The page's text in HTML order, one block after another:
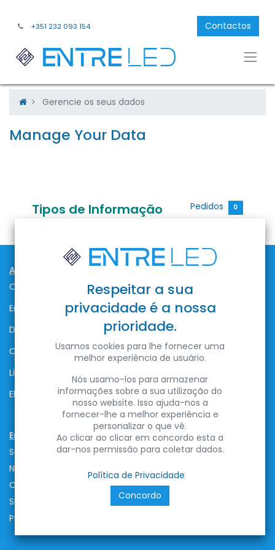
+351 232 093 154 Contactos
Gerencie os seus dados
Manage Your Data
Tipos de Informação Pedidos 0
Ajuda
Obter Ajuda
Envios e Entregas
Devoluções
Contactos
Livro de Reclamações
Elogios
Empresa
Sobre a ENTRE LED
Notícias
Carreiras
Sustentabilidade
Propósito
Respeitar a sua
privacidade é a nossa
prioridade.
Usamos cookies para lhe fornecer uma
melhor experiência de usuário.
Nós usamo-los para armazenar
informações sobre a sua utilização do
nosso website. Isso ajuda-nos a
fornecer-lhe a melhor experiência e
personalizar o que vê.
Ao clicar ao clicar em concordo esta a
dar-nos permissão para coletar dados.
Política de Privacidade
Concordo